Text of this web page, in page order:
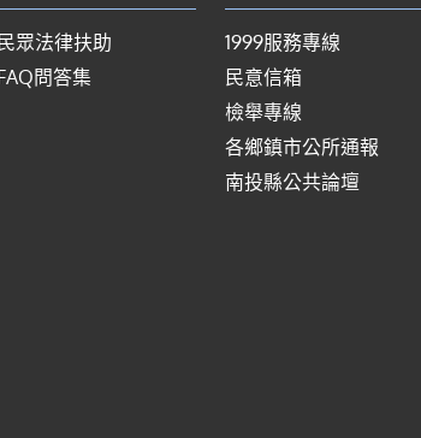
民眾法律扶助
問答集
1999服務專線
民意信箱
檢舉專線
各鄉鎮市公所通報
南投縣公共論壇